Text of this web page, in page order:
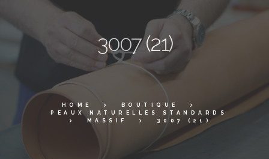
3007 (21)
HOME
BOUTIQUE
PEAUX NATURELLES STANDARDS
MASSIF
3007 (21)